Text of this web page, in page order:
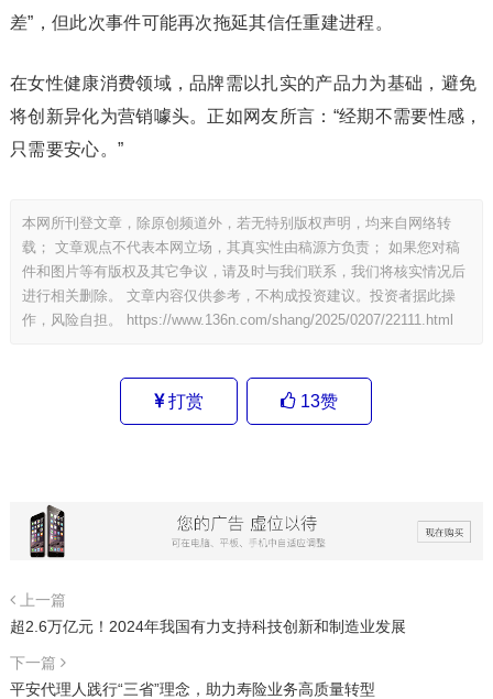
差”，但此次事件可能再次拖延其信任重建进程。
在女性健康消费领域，品牌需以扎实的产品力为基础，避免
将创新异化为营销噱头。正如网友所言：“经期不需要性感，
只需要安心。”
本网所刊登文章，除原创频道外，若无特别版权声明，均来自网络转
载； 文章观点不代表本网立场，其真实性由稿源方负责； 如果您对稿
件和图片等有版权及其它争议，请及时与我们联系，我们将核实情况后
进行相关删除。 文章内容仅供参考，不构成投资建议。投资者据此操
作，风险自担。
https://www.136n.com/shang/2025/0207/22111.html
打赏 13赞
上一篇
超2.6万亿元！2024年我国有力支持科技创新和制造业发展
下一篇
平安代理人践行“三省”理念，助力寿险业务高质量转型